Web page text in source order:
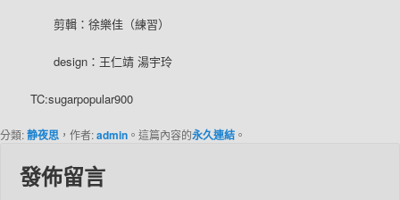
剪輯：徐樂佳（練習）
design：王仁靖 湯宇玲
TC:sugarpopular900
分類:静夜思 ，作者:admin 。這篇內容的永久連結 。
發佈留言